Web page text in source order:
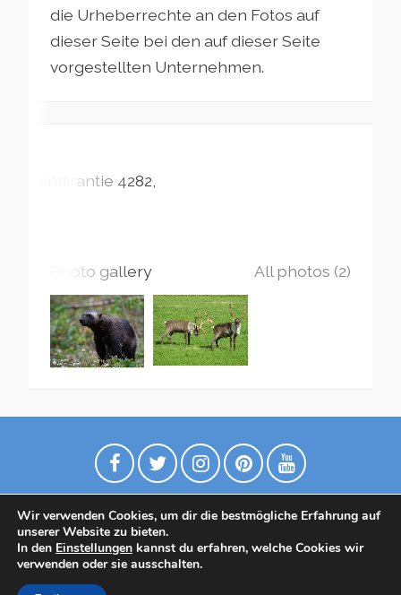
die Urheberrechte an den Fotos auf
dieser Seite bei den auf dieser Seite
vorgestellten Unternehmen.
Lentiirantie 4282
Photo gallery All photos (2)
Datenschutzrichtlinie
Wir verwenden Cookies, um dir die bestmögliche Erfahrung auf
unserer Website zu bieten.
In den Einstellungen kannst du erfahren, welche Cookies wir
verwenden oder sie ausschalten.